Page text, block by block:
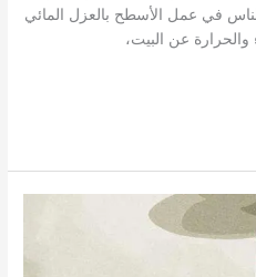
في عمل الأسطح بالعزل المائي
عن البيت،